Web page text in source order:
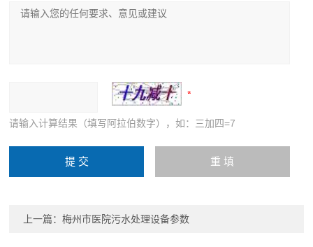
请输入计算结果（填写阿拉伯数字），如：三加四=7
上一篇：梅州市医院污水处理设备参数